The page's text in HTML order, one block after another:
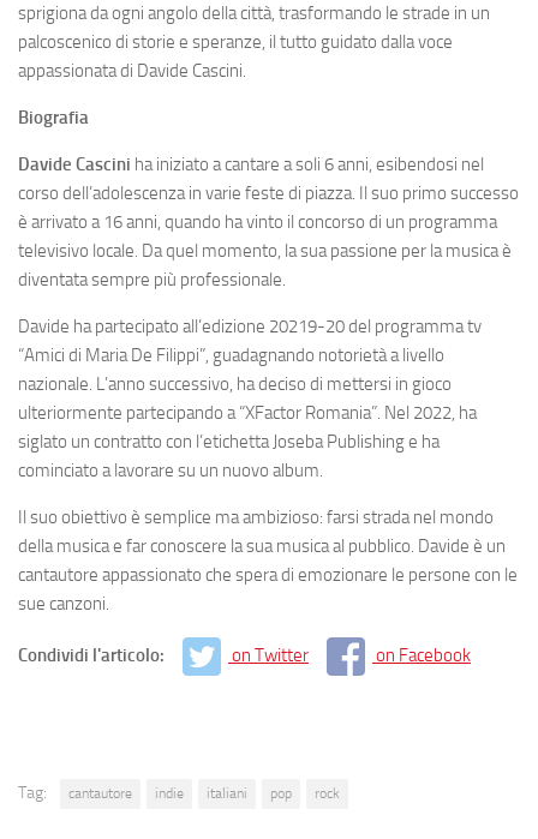
sprigiona da ogni angolo della città, trasformando le strade in un
palcoscenico di storie e speranze, il tutto guidato dalla voce
appassionata di Davide Cascini.
Biografia
Davide Cascini ha iniziato a cantare a soli 6 anni, esibendosi nel
corso dell’adolescenza in varie feste di piazza. Il suo primo successo
è arrivato a 16 anni, quando ha vinto il concorso di un programma
televisivo locale. Da quel momento, la sua passione per la musica è
diventata sempre più professionale.
Davide ha partecipato all’edizione 20219-20 del programma tv
“Amici di Maria De Filippi”, guadagnando notorietà a livello
nazionale. L’anno successivo, ha deciso di mettersi in gioco
ulteriormente partecipando a “XFactor Romania”. Nel 2022, ha
siglato un contratto con l’etichetta Joseba Publishing e ha
cominciato a lavorare su un nuovo album.
Il suo obiettivo è semplice ma ambizioso: farsi strada nel mondo
della musica e far conoscere la sua musica al pubblico. Davide è un
cantautore appassionato che spera di emozionare le persone con le
sue canzoni.
Condividi l'articolo: on Twitter on Facebook
Tag: cantautore indie italiani pop rock